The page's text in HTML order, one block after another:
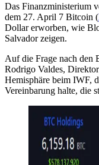
Das Finanzministerium
dem 27. April 7 Bitcoin (
Dollar erworben, wie
Salvador zeigen.
Auf die Frage nach den
Rodrigo Valdes,
Hemisphäre beim IWF,
Vereinbarung halte, die